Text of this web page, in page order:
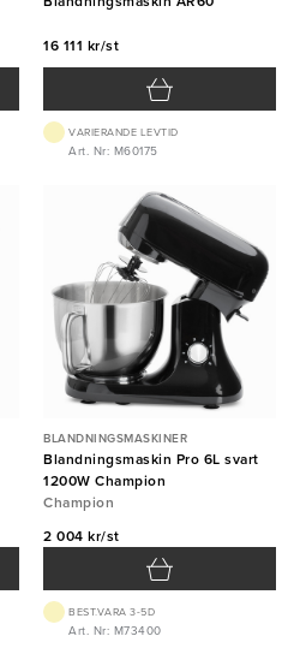
16 111 kr/st
VARIERANDE LEVTID
Art. Nr: M60175
BLANDNINGSMASKINER
Blandningsmaskin Pro 6L svart
1200W Champion
Champion
2 004 kr/st
BEST.VARA 3-5D
Art. Nr: M73400